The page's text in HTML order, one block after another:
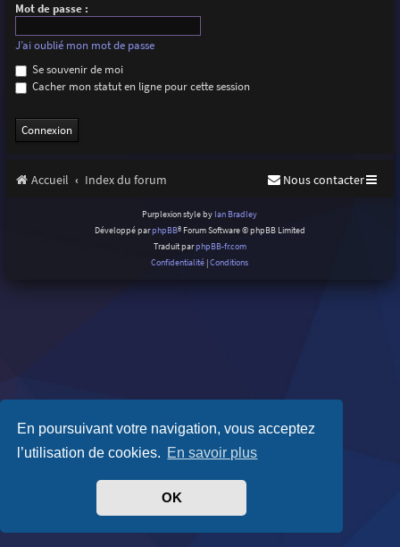
En poursuivant votre navigation, vous acceptez
l’utilisation de cookies. En savoir plus
OK
Mot de passe :
J’ai oublié mon mot de passe
Se souvenir de moi
Cacher mon statut en ligne pour cette session
Accueil Index du forum Nous contacter
Purplexion style by Ian Bradley
Développé parphpBB® Forum Software © phpBB Limited
Traduit parphpBB-fr.com
Confidentialité |Conditions